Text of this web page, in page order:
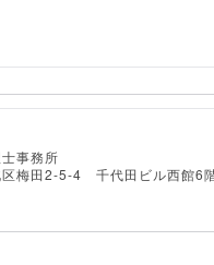
事務所
区梅田2-5-4 千代田ビル西館6